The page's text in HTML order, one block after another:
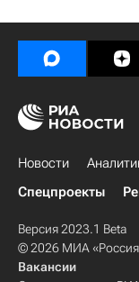
Новости
Спецпроекты
Версия 2023.1 Beta
© 2026 МИА «Россия
Вакансии